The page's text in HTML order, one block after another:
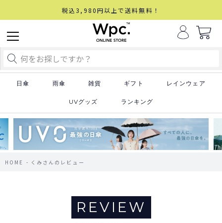
税込3,980円以上で送料無料！
日傘 雨傘 雑貨 ギフト レインウェア
UVグッズ ランキング
HOME くみさんのレビュー
REVIEW